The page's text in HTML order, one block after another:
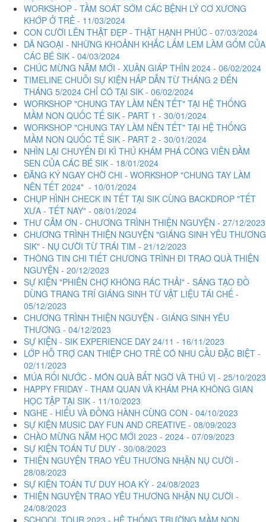
WORKSHOP - TẦM SOÁT SỚM CÁC BỆNH LÝ CƠ XƯƠNG
KHỚP Ở TRẺ - 11/03/2024
CON CƯỜI LÊN THẬT ĐẸP - THẬT HẠNH PHÚC - 07/03/2024
DÃ NGOẠI - NHỮNG KHOẢNH KHẮC LẤM LEM LÀM GỐM CỦA
CÁC BÉ SIK - 04/03/2024
CHÚC MỪNG NĂM MỚI - XUÂN GIÁP THÌN 2024 - 06/02/2024
TIMELINE CHUỖI SỰ KIỆN HẤP DẪN TỪ THÁNG 2 ĐẾN
THÁNG 5/2024 CHỈ CÓ TẠI SIK - 06/02/2024
WORKSHOP "CHUNG TAY LÀM NÊN TẾT" TẠI HỆ THỐNG
MẦM NON QUỐC TẾ SIK - PART 1 - 30/01/2024
WORKSHOP "CHUNG TAY LÀM NÊN TẾT" TẠI HỆ THỐNG
MẦM NON QUỐC TẾ SIK - PART 2 - 30/01/2024
NHÌN LẠI CHUYẾN ĐI KÌ THÚ KHÁM PHÁ CÔNG VIÊN ĐẦM
SEN CỦA CÁC BÉ SIK - 18/01/2024
ĐĂNG KÝ NGAY CHỜ CHI - WORKSHOP "CHUNG TAY LÀM
NÊN TẾT 2024" - 10/01/2024
CHỤP HÌNH CHECK IN TẾT TẠI SIK CÙNG BACKDROP "TẾT
XƯA - TẾT NAY" - 08/01/2024
THƯ CẢM ƠN - CHƯƠNG TRÌNH THIỆN NGUYỆN - 27/12/2023
CHƯƠNG TRÌNH THIỆN NGUYỆN "GIÁNG SINH YÊU THƯƠNG
SIK" - NỤ CƯỜI TỪ TRÁI TIM - 21/12/2023
THÔNG TIN CHI TIẾT CHƯƠNG TRÌNH ĐI TRAO QUÀ THIỆN
NGUYỆN - 20/12/2023
SỰ KIỆN "PHIÊN CHỢ KHÔNG RÁC THẢI" - SÁNG TẠO ĐỒ
DÙNG TRANG TRÍ GIÁNG SINH TỪ VẬT LIỆU TÁI CHẾ -
05/12/2023
CHƯƠNG TRÌNH THIỆN NGUYỆN - GIÁNG SINH YÊU
THƯƠNG - 04/12/2023
SỰ KIỆN - SIK EXPERIENCE DAY 24/11 - 16/11/2023
LỚP HỖ TRỢ CAN THIỆP CHO TRẺ CÓ NHU CẦU ĐẶC BIỆT -
02/11/2023
MÚA RỐI NƯỚC - MÓN QUÀ BẤT NGỜ VÀ THÚ VỊ - 25/10/2023
HAPPY FRIDAY - THAM QUAN VÀ KHÁM PHA KHÔNG GIAN
HỌC TẬP TẠI SIK - 11/10/2023
NGHE - HIỂU VÀ ĐỒNG HÀNH CÙNG CON - 04/10/2023
SỰ KIỆN MUSIC DAY FUN AND CREATIVE - 08/09/2023
CHÀO MỪNG NĂM HỌC MỚI 2023 - 2024 - 07/09/2023
SỰ KIỆN TOÁN TƯ DUY - 30/08/2023
THIỆN NGUYỆN TRAO YÊU THƯƠNG NHẬN NỤ CƯỜI -
28/08/2023
SỰ KIỆN TOÁN TƯ DUY HOA KỲ - 24/08/2023
THIỆN NGUYỆN TRAO YÊU THƯƠNG NHẬN NỤ CƯỜI -
24/08/2023